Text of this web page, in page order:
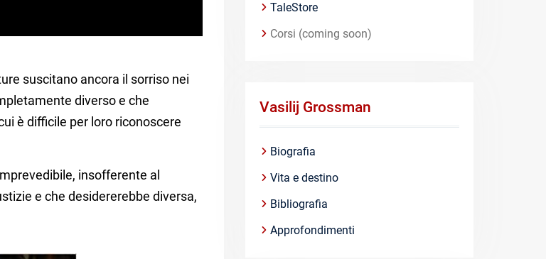
suscitano ancora il sorriso nei
diverso e che
è difficile per loro riconoscere
insofferente al
e che desidererebbe diversa,
TaleStore
Corsi (coming soon)
Vasilij Grossman
Biografia
Vita e destino
Bibliografia
Approfondimenti